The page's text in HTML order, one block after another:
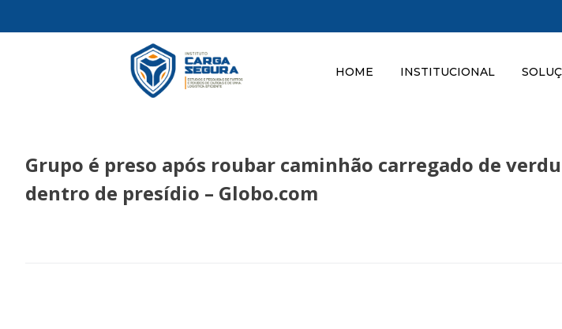
HOME INSTITUCIONAL
Grupo é preso após roubar caminhão carregado de
dentro de presídio – Globo.com